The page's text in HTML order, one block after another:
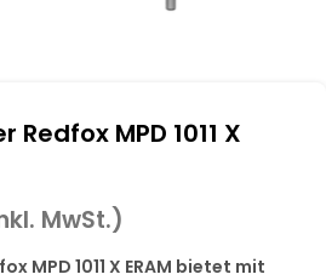
MPD 1011 X
MwSt.)
MPD 1011 X ERAM bietet mit